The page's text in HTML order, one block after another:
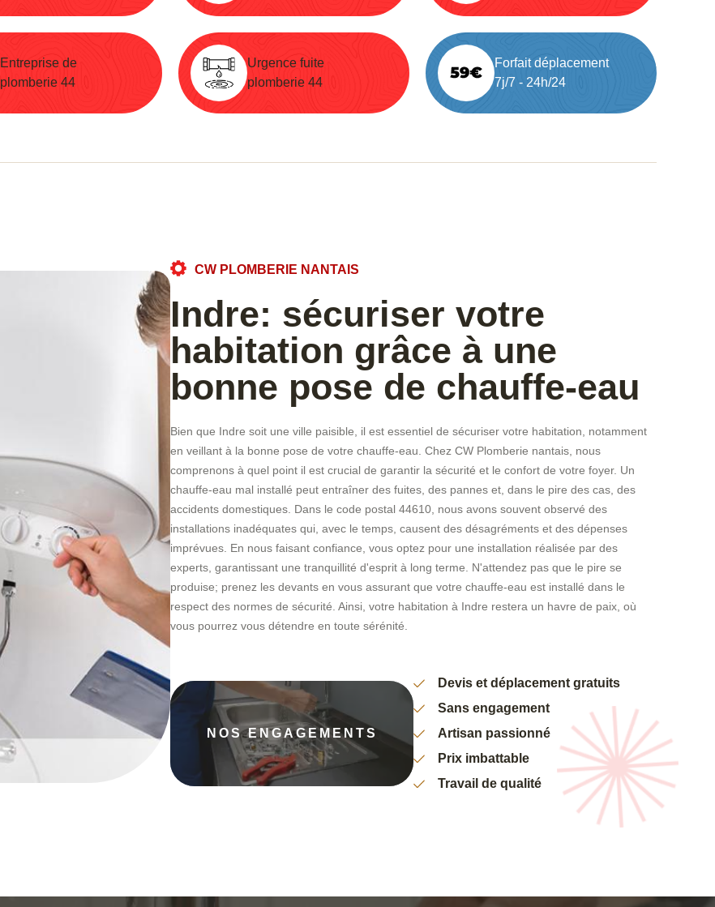
Entreprise de
plomberie 44
Urgence fuite
plomberie 44
Forfait déplacement
7j/7 - 24h/24
CW PLOMBERIE NANTAIS
Indre: sécuriser votre
habitation grâce à une
bonne pose de chauffe-eau
Bien que Indre soit une ville paisible, il est essentiel de sécuriser votre habitation, notamment
en veillant à la bonne pose de votre chauffe-eau. Chez CW Plomberie nantais, nous
comprenons à quel point il est crucial de garantir la sécurité et le confort de votre foyer. Un
chauffe-eau mal installé peut entraîner des fuites, des pannes et, dans le pire des cas, des
accidents domestiques. Dans le code postal 44610, nous avons souvent observé des
installations inadéquates qui, avec le temps, causent des désagréments et des dépenses
imprévues. En nous faisant confiance, vous optez pour une installation réalisée par des
experts, garantissant une tranquillité d'esprit à long terme. N'attendez pas que le pire se
produise; prenez les devants en vous assurant que votre chauffe-eau est installé dans le
respect des normes de sécurité. Ainsi, votre habitation à Indre restera un havre de paix, où
vous pourrez vous détendre en toute sérénité.
NOS ENGAGEMENTS
Devis et déplacement gratuits
Sans engagement
Artisan passionné
Prix imbattable
Travail de qualité